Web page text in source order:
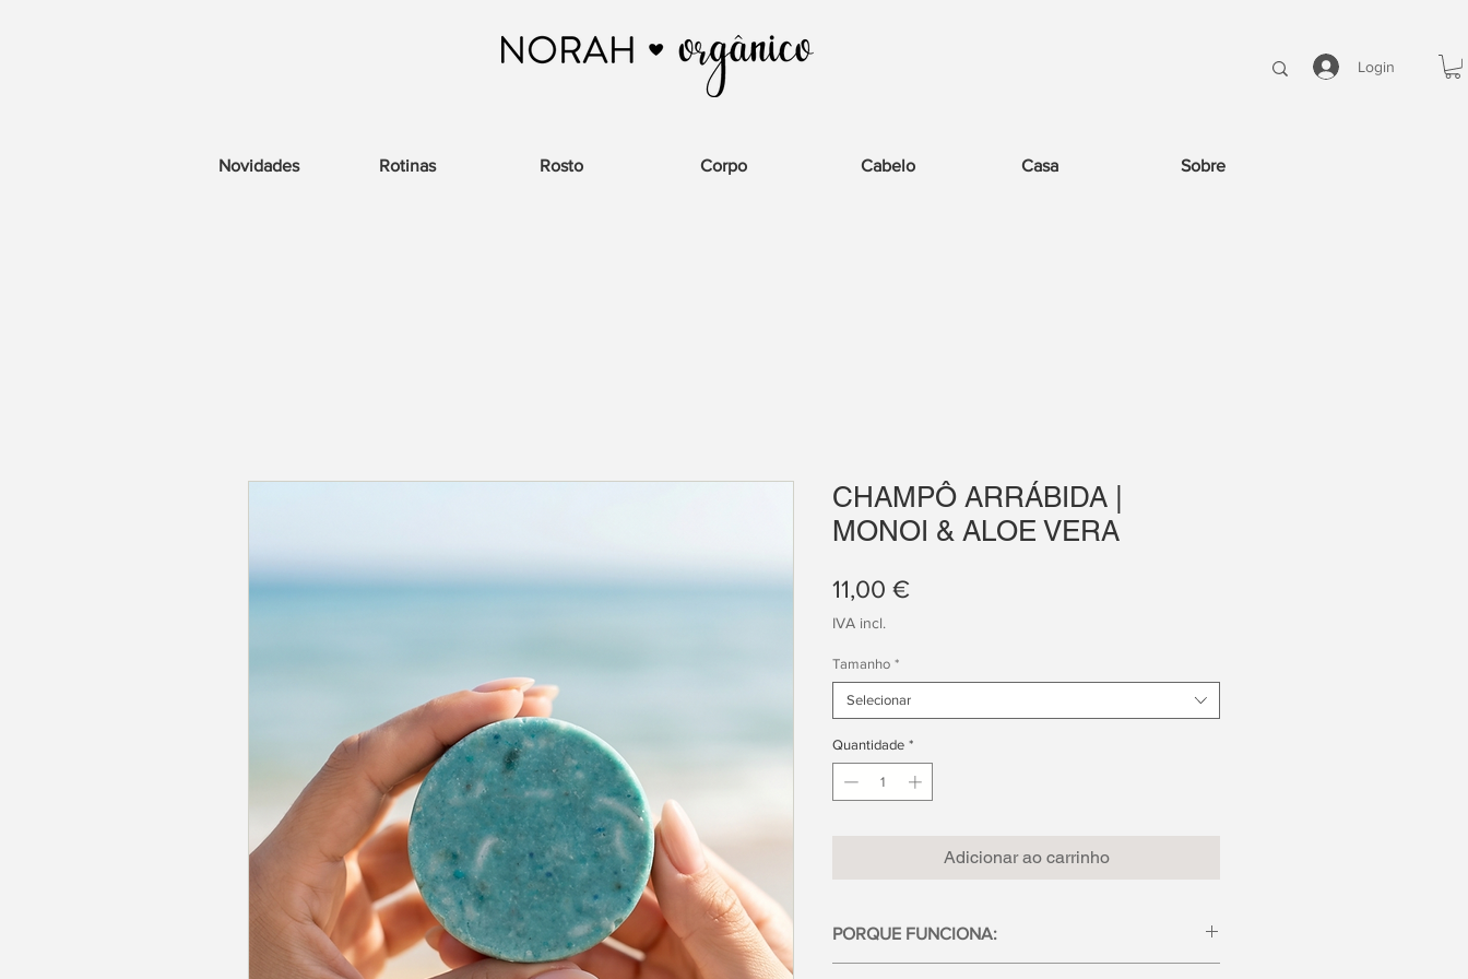
Login
Novidades Rotinas Rosto Corpo Cabelo Casa Sobre
CHAMPÔ ARRÁBIDA |
MONOI & ALOE VERA
11,00 €Preço
IVA incl.
Tamanho *
Selecionar
Quantidade *
Adicionar ao carrinho
PORQUE FUNCIONA: